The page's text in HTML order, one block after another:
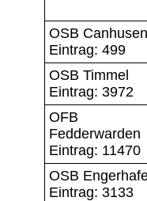
OSB Canhusen
Eintrag: 499
OSB Timmel
Eintrag: 3972
OFB
Fedderwarden
Eintrag: 11470
OSB
Eintrag: 3133